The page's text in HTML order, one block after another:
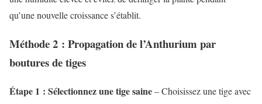
qu’une nouvelle croissance s’établit.
Méthode 2 : Propagation de l’Anthurium par
boutures de tiges
Étape 1 : Sélectionnez une tige saine– Choisissez une tige avec